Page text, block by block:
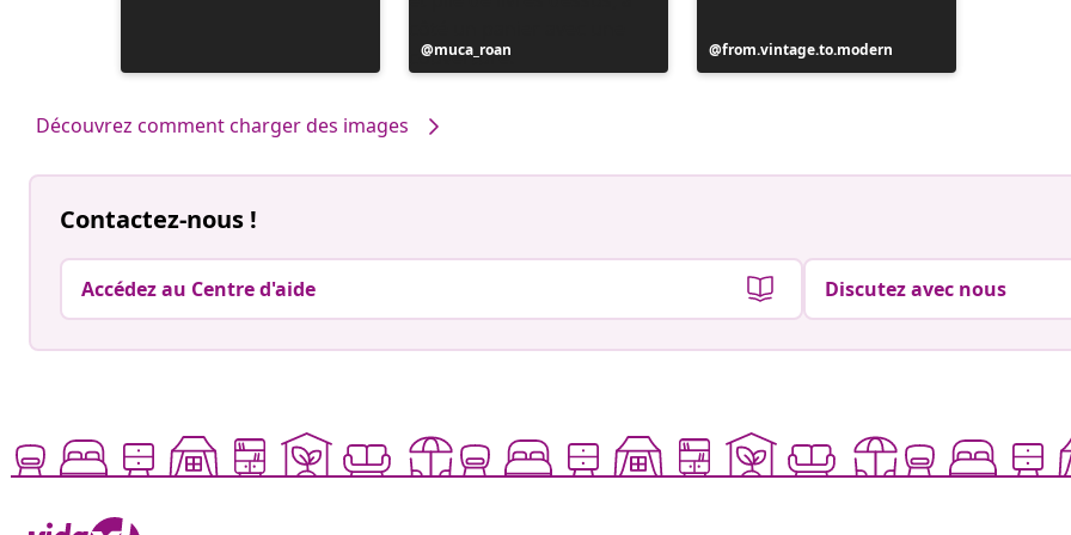
Publication
publiée
muca_roan
Publication
publiée
from.vintage.to.modern
Découvrez comment charger des images
Contactez-nous !
Accédez au Centre d'aide Discutez avec nous